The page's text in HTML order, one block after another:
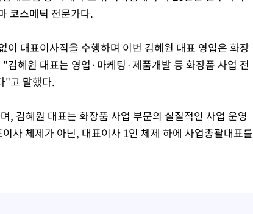
코스메틱 전문가다.
대표이사직을 수행하며 이번 김혜원 대표 영입은 화장
혜원 대표는 영업·마케팅·제품개발 등 화장품 사업 전
"고 말했다.
, 김혜원 대표는 화장품 사업 부문의 실질적인 사업 운영
사 체제가 아닌, 대표이사 1인 체제 하에 사업총괄대표를